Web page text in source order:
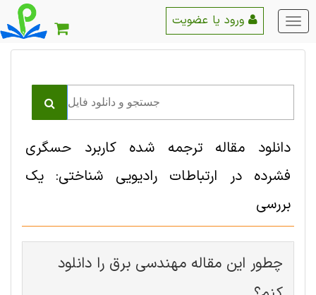
منو
اصلی
دانلود مقاله ترجمه شده کاربرد حسگری
فشرده در ارتباطات رادیویی شناختی: یک
بررسی
چطور این مقاله مهندسی برق را دانلود